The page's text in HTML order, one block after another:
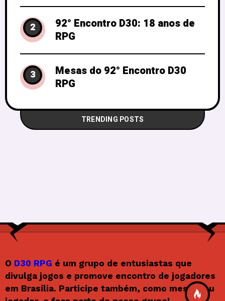
2
92° Encontro D30: 18 anos de
RPG
3
Mesas do 92° Encontro D30
RPG
TRENDING POSTS
O D30 RPG é um grupo de entusiastas que
divulga jogos e promove encontro de jogadores
em Brasília. Participe também, como mestre ou